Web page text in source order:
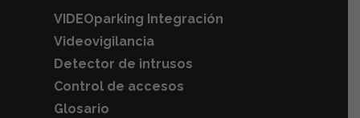
VIDEOparking Integración
Videovigilancia
Detector de intrusos
Control de accesos
Glosario